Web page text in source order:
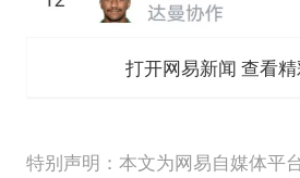
打开网易新闻 查看
特别声明：本文为网易自媒体平